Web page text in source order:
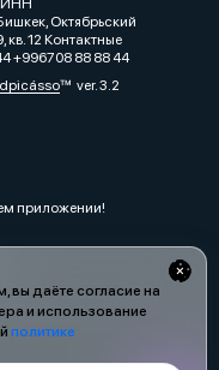
вы даёте согласие на
и использование
политике
Октябрьский
12 Контактные
+996708 88 88 44
ver. 3.2
приложении!